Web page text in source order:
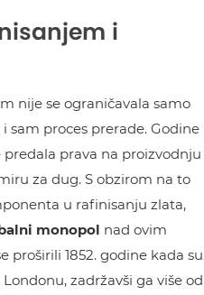
i
nije se ograničavala samo
sam proces prerade. Godine
prava na proizvodnju
za dug. S obzirom na to
u rafinisanju zlata,
monopol nad ovim
proširili 1852. godine kada su
zadržavši ga više od